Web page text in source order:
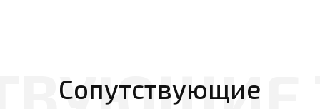
Сопутствующие